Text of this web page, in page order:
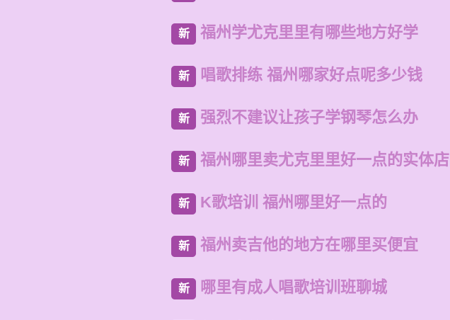
新 福州学尤克里里有哪些地方好学
新 唱歌排练 福州哪家好点呢多少钱
新 强烈不建议让孩子学钢琴怎么办
新 福州哪里卖尤克里里好一点的实体店
新 K歌培训 福州哪里好一点的
新 福州卖吉他的地方在哪里买便宜
新 哪里有成人唱歌培训班聊城